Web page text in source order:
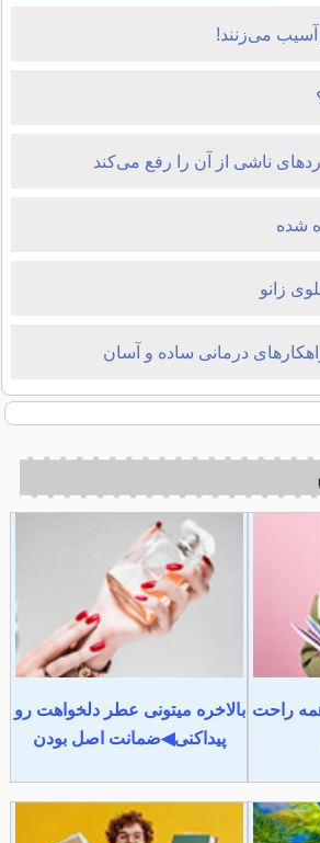
آسیب می‌زنند!
ناشی از آن را رفع می‌کند
شده
زانو
درمانی ساده و آسان
راحت بالاخره میتونی عطر دلخواهت رو
پیداکنی◀ضمانت اصل بودن